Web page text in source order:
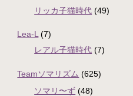
リッカ子猫時代 (49)
Lea-L (7)
レアル子猫時代 (7)
Teamソマリズム (625)
ソマリ〜ず (48)